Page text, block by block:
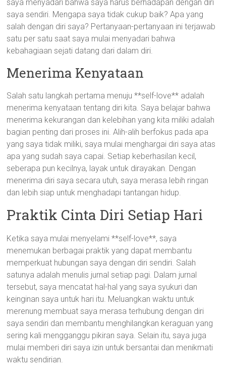
saya menyadari bahwa saya harus berhadapan dengan diri
saya sendiri. Mengapa saya tidak cukup baik? Apa yang
salah dengan diri saya? Pertanyaan-pertanyaan ini terjawab
satu per satu saat saya mulai menyadari bahwa
kebahagiaan sejati datang dari dalam diri.
Menerima Kenyataan
Salah satu langkah pertama menuju **self-love** adalah
menerima kenyataan tentang diri kita. Saya belajar bahwa
menerima kekurangan dan kelebihan yang kita miliki adalah
bagian penting dari proses ini. Alih-alih berfokus pada apa
yang saya tidak miliki, saya mulai menghargai diri saya atas
apa yang sudah saya capai. Setiap keberhasilan kecil,
seberapa pun kecilnya, layak untuk dirayakan. Dengan
menerima diri saya secara utuh, saya merasa lebih ringan
dan lebih siap untuk menghadapi tantangan hidup.
Praktik Cinta Diri Setiap Hari
Ketika saya mulai menyelami **self-love**, saya
menemukan berbagai praktik yang dapat membantu
memperkuat hubungan saya dengan diri sendiri. Salah
satunya adalah menulis jurnal setiap pagi. Dalam jurnal
tersebut, saya mencatat hal-hal yang saya syukuri dan
keinginan saya untuk hari itu. Meluangkan waktu untuk
merenung membuat saya merasa terhubung dengan diri
saya sendiri dan membantu menghilangkan keraguan yang
sering kali mengganggu pikiran saya. Selain itu, saya juga
mulai memberi diri saya izin untuk bersantai dan menikmati
waktu sendirian.